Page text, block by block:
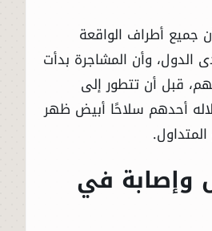
جميع أطراف الواقعة
الدول، وأن المشاجرة بدأت
قبل أن تتطور إلى
أحدهم سلاحًا أبيض ظهر
وإصابة في